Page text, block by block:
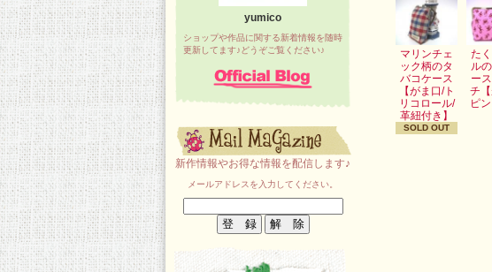
yumico
ショップや作品に関する新着情報を随時
更新してます♪どうぞご覧ください♪
新作情報やお得な情報を配信します♪
メールアドレスを入力してください。
マリンチェ
ック柄のタ
バコケース
【がま口/ト
リコロール/
革紐付き】
SOLD OUT
た
ル
ー
チ
ピン